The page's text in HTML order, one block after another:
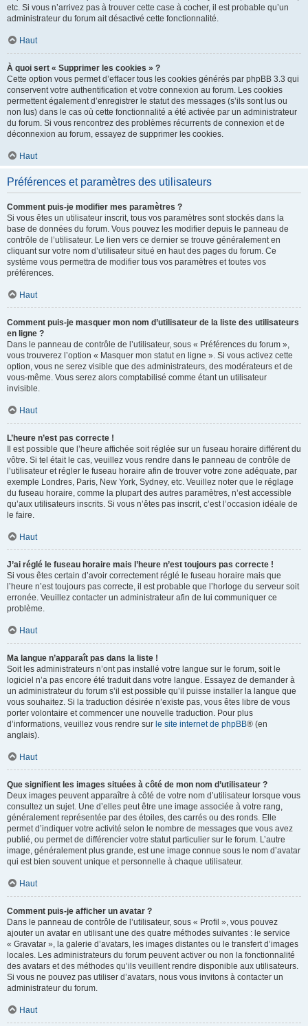
etc. Si vous n’arrivez pas à trouver cette case à cocher, il est probable qu’un
administrateur du forum ait désactivé cette fonctionnalité.
Haut
À quoi sert « Supprimer les cookies » ?
Cette option vous permet d’effacer tous les cookies générés par phpBB 3.3 qui
conservent votre authentification et votre connexion au forum. Les cookies
permettent également d’enregistrer le statut des messages (s’ils sont lus ou
non lus) dans le cas où cette fonctionnalité a été activée par un administrateur
du forum. Si vous rencontrez des problèmes récurrents de connexion et de
déconnexion au forum, essayez de supprimer les cookies.
Haut
Préférences et paramètres des utilisateurs
Comment puis-je modifier mes paramètres ?
Si vous êtes un utilisateur inscrit, tous vos paramètres sont stockés dans la
base de données du forum. Vous pouvez les modifier depuis le panneau de
contrôle de l’utilisateur. Le lien vers ce dernier se trouve généralement en
cliquant sur votre nom d’utilisateur situé en haut des pages du forum. Ce
système vous permettra de modifier tous vos paramètres et toutes vos
préférences.
Haut
Comment puis-je masquer mon nom d’utilisateur de la liste des utilisateurs
en ligne ?
Dans le panneau de contrôle de l’utilisateur, sous « Préférences du forum »,
vous trouverez l’option « Masquer mon statut en ligne ». Si vous activez cette
option, vous ne serez visible que des administrateurs, des modérateurs et de
vous-même. Vous serez alors comptabilisé comme étant un utilisateur
invisible.
Haut
L’heure n’est pas correcte !
Il est possible que l’heure affichée soit réglée sur un fuseau horaire différent du
vôtre. Si tel était le cas, veuillez vous rendre dans le panneau de contrôle de
l’utilisateur et régler le fuseau horaire afin de trouver votre zone adéquate, par
exemple Londres, Paris, New York, Sydney, etc. Veuillez noter que le réglage
du fuseau horaire, comme la plupart des autres paramètres, n’est accessible
qu’aux utilisateurs inscrits. Si vous n’êtes pas inscrit, c’est l’occasion idéale de
le faire.
Haut
J’ai réglé le fuseau horaire mais l’heure n’est toujours pas correcte !
Si vous êtes certain d’avoir correctement réglé le fuseau horaire mais que
l’heure n’est toujours pas correcte, il est probable que l’horloge du serveur soit
erronée. Veuillez contacter un administrateur afin de lui communiquer ce
problème.
Haut
Ma langue n’apparaît pas dans la liste !
Soit les administrateurs n’ont pas installé votre langue sur le forum, soit le
logiciel n’a pas encore été traduit dans votre langue. Essayez de demander à
un administrateur du forum s’il est possible qu’il puisse installer la langue que
vous souhaitez. Si la traduction désirée n’existe pas, vous êtes libre de vous
porter volontaire et commencer une nouvelle traduction. Pour plus
d’informations, veuillez vous rendre sur le site internet de phpBB® (en
anglais).
Haut
Que signifient les images situées à côté de mon nom d’utilisateur ?
Deux images peuvent apparaître à côté de votre nom d’utilisateur lorsque vous
consultez un sujet. Une d’elles peut être une image associée à votre rang,
généralement représentée par des étoiles, des carrés ou des ronds. Elle
permet d’indiquer votre activité selon le nombre de messages que vous avez
publié, ou permet de différencier votre statut particulier sur le forum. L’autre
image, généralement plus grande, est une image connue sous le nom d’avatar
qui est bien souvent unique et personnelle à chaque utilisateur.
Haut
Comment puis-je afficher un avatar ?
Dans le panneau de contrôle de l’utilisateur, sous « Profil », vous pouvez
ajouter un avatar en utilisant une des quatre méthodes suivantes : le service
« Gravatar », la galerie d’avatars, les images distantes ou le transfert d’images
locales. Les administrateurs du forum peuvent activer ou non la fonctionnalité
des avatars et des méthodes qu’ils veuillent rendre disponible aux utilisateurs.
Si vous ne pouvez pas utiliser d’avatars, nous vous invitons à contacter un
administrateur du forum.
Haut